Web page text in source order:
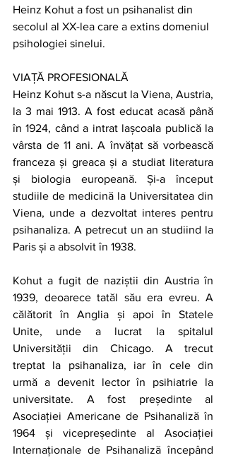
Heinz Kohut a fost un psihanalist din
secolul al XX-lea care a extins domeniul
psihologiei sinelui.
VIAȚĂ PROFESIONALĂ
Heinz Kohut s-a născut la Viena, Austria,
la 3 mai 1913. A fost educat acasă până
în 1924, când a intrat lașcoala publică la
vârsta de 11 ani. A învățat să vorbească
franceza și greaca și a studiat literatura
și biologia europeană. Și-a început
studiile de medicină la Universitatea din
Viena, unde a dezvoltat interes pentru
psihanaliza. A petrecut un an studiind la
Paris și a absolvit în 1938.
Kohut a fugit de naziștii din Austria în
1939, deoarece tatăl său era evreu. A
călătorit în Anglia și apoi în Statele
Unite, unde a lucrat la spitalul
Universității din Chicago. A trecut
treptat la psihanaliza, iar în cele din
urmă a devenit lector în psihiatrie la
universitate. A fost președinte al
Asociației Americane de Psihanaliză în
1964 și vicepreședinte al Asociației
Internaționale de Psihanaliză începând